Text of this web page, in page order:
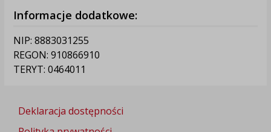
Informacje dodatkowe:
NIP: 8883031255
REGON: 910866910
TERYT: 0464011
Deklaracja dostępności